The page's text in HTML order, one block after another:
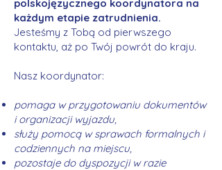
polskojęzycznego koordynatora na
każdym etapie zatrudnienia.
Jesteśmy z Tobą od pierwszego
kontaktu, aż po Twój powrót do kraju.
Nasz koordynator:
pomaga w przygotowaniu dokumentów
i organizacji wyjazdu,
służy pomocą w sprawach formalnych i
codziennych na miejscu,
pozostaje do dyspozycji w razie